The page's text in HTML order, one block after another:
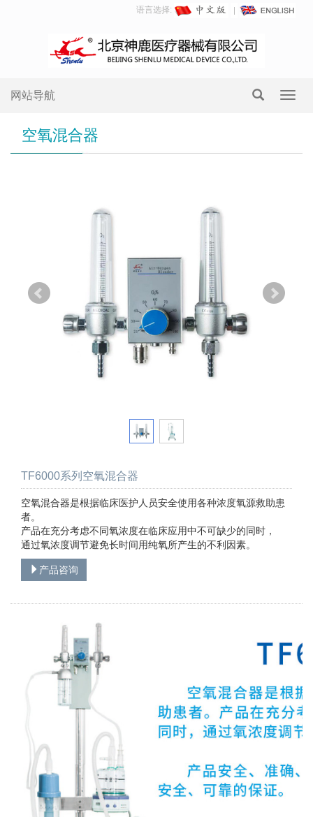
语言选择:
网站导航
空氧混合器
TF6000系列空氧混合器
空氧混合器是根据临床医护人员安全使用各种浓度氧源救助患
者。
产品在充分考虑不同氧浓度在临床应用中不可缺少的同时，
通过氧浓度调节避免长时间用纯氧所产生的不利因素。
产品咨询